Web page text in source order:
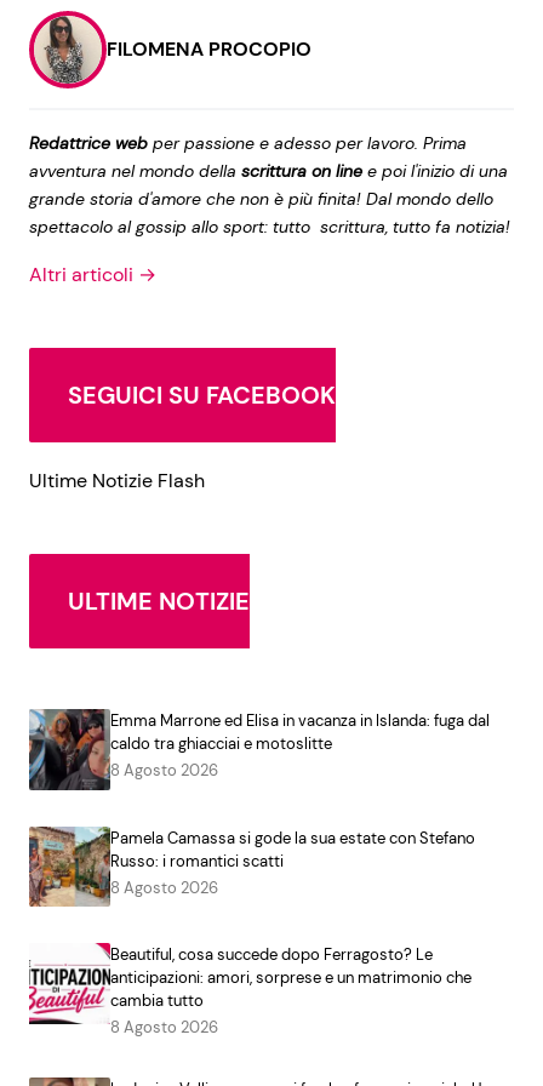
Seguici
Info
Chi siamo
Contattaci
Pubblicità
Privacy Policy
FILOMENA PROCOPIO
Redattrice web per passione e adesso per lavoro. Prima
avventura nel mondo della scrittura on line e poi l'inizio di una
grande storia d'amore che non è più finita! Dal mondo dello
spettacolo al gossip allo sport: tutto scrittura, tutto fa notizia!
Altri articoli →
SEGUICI SU FACEBOOK
Ultime Notizie Flash
ULTIME NOTIZIE
Emma Marrone ed Elisa in vacanza in Islanda: fuga dal
caldo tra ghiacciai e motoslitte
8 Agosto 2026
Pamela Camassa si gode la sua estate con Stefano
Russo: i romantici scatti
8 Agosto 2026
Beautiful, cosa succede dopo Ferragosto? Le
anticipazioni: amori, sorprese e un matrimonio che
cambia tutto
8 Agosto 2026